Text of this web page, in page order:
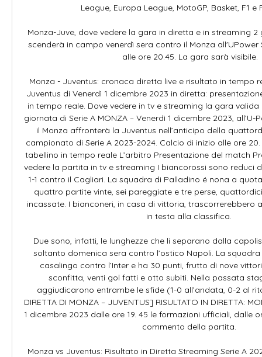
League, Europa League, MotoGP, Basket, F1 e
Monza-Juve, dove vedere la gara in diretta e in streaming
scenderà in campo venerdì sera contro il Monza all'UPower
alle ore 20.45. La gara sarà visibile.
Monza - Juventus: cronaca diretta live e risultato in tempo
Juventus di Venerdì 1 dicembre 2023 in diretta:
in tempo reale. Dove vedere in tv e streaming la gara
giornata di Serie A MONZA – Venerdì 1 dicembre 2023, all’U-
il Monza affronterà la Juventus nell’anticipo della
campionato di Serie A 2023-2024. Calcio di inizio alle ore
tabellino in tempo reale L’arbitro Presentazione del match
vedere la partita in tv e streaming I biancorossi sono reduci
1-1 contro il Cagliari. La squadra di Palladino é nona a
quattro partite vinte, sei pareggiate e tre perse,
incassate. I bianconeri, in casa di vittoria, trascorrerebbero
in testa alla classifica.
Due sono, infatti, le lunghezze che li separano dalla
soltanto domenica sera contro l’ostico Napoli. La squadra
casalingo contro l’Inter e ha 30 punti, frutto di nove
sconfitta, venti gol fatti e otto subiti. Nella passata
aggiudicarono entrambe le sfide (1-0 all’andata, 0-2 al
DIRETTA DI MONZA – JUVENTUS] RISULTATO IN DIRETTA:
1 dicembre 2023 dalle ore 19. 45 le formazioni ufficiali, dalle
commento della partita.
Monza vs Juventus: Risultato in Diretta Streaming Serie A